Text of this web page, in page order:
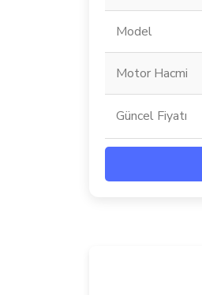
Model
Motor Hacmi
Güncel Fiyatı